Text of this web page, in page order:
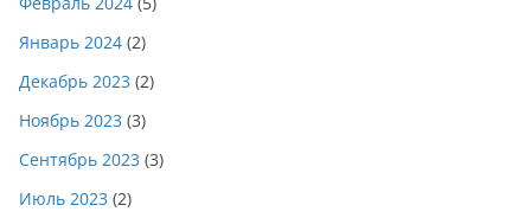
Январь 2024 (2)
Декабрь 2023 (2)
Ноябрь 2023 (3)
Сентябрь 2023 (3)
Июль 2023 (2)